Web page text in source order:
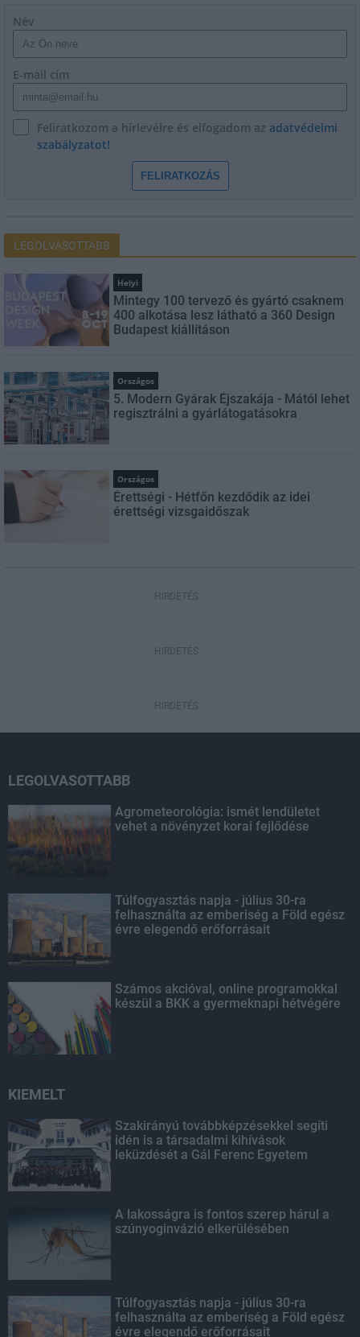
Név
E-mail cím
Feliratkozom a hírlevélre és elfogadom az adatvédelmi
szabályzatot!
FELIRATKOZÁS
LEGOLVASOTTABB
Helyi
Mintegy 100 tervező és gyártó csaknem
400 alkotása lesz látható a 360 Design
Budapest kiállításon
Országos
5. Modern Gyárak Éjszakája - Mától lehet
regisztrálni a gyárlátogatásokra
Országos
Érettségi - Hétfőn kezdődik az idei
érettségi vizsgaidőszak
HIRDETÉS
HIRDETÉS
HIRDETÉS
LEGOLVASOTTABB
Agrometeorológia: ismét lendületet
vehet a növényzet korai fejlődése
Túlfogyasztás napja - július 30-ra
felhasználta az emberiség a Föld egész
évre elegendő erőforrásait
Számos akcióval, online programokkal
készül a BKK a gyermeknapi hétvégére
KIEMELT
Szakirányú továbbképzésekkel segíti
idén is a társadalmi kihívások
leküzdését a Gál Ferenc Egyetem
A lakosságra is fontos szerep hárul a
szúnyoginvázió elkerülésében
Túlfogyasztás napja - július 30-ra
felhasználta az emberiség a Föld egész
évre elegendő erőforrásait